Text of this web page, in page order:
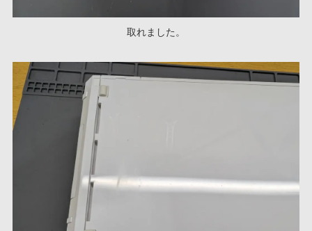
取れました。